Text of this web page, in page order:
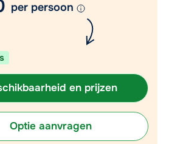
3037838
per persoon
en prijzen
Optie aanvragen